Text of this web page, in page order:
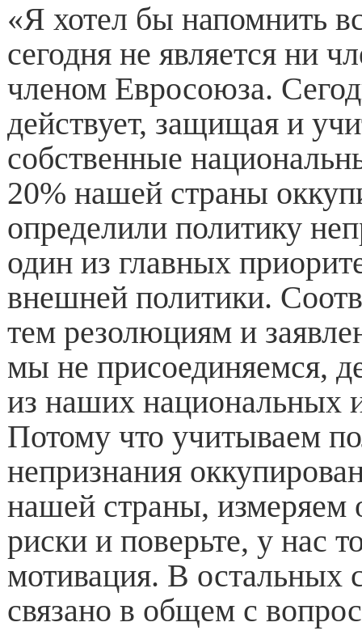
«Я хотел бы напомнить
сегодня не является ни
членом Евросоюза.
действует, защищая и
собственные
20% нашей страны
определили политику
один из главных
внешней политики.
тем резолюциям и
мы не присоединяемся,
из наших национальных
Потому что учитываем
непризнания
нашей страны, измеряем
риски и поверьте, у нас
мотивация. В остальных
связано в общем с